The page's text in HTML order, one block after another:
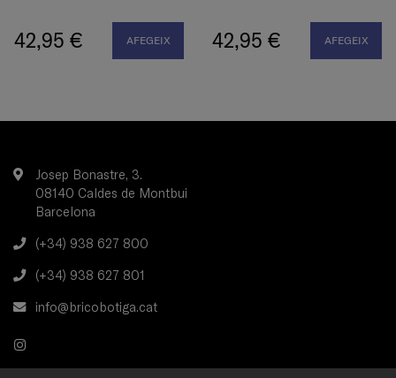
42,95 € AFEGEIX 42,95 € AFEGEIX
Josep Bonastre, 3.
08140 Caldes de Montbui
Barcelona
(+34) 938 627 800
(+34) 938 627 801
info@bricobotiga.cat